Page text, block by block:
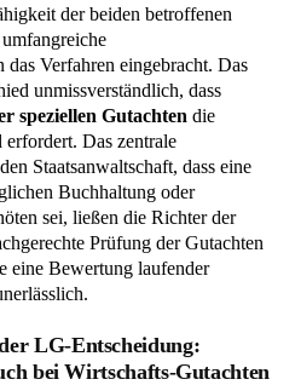
der beiden betroffenen
das Verfahren eingebracht. Das
unmissverständlich, dass
speziellen Gutachten die
Das zentrale
Staatsanwaltschaft, dass eine
Buchhaltung oder
sei, ließen die Richter der
Prüfung der Gutachten
eine Bewertung laufender
LG-Entscheidung:
bei Wirtschafts-Gutachten